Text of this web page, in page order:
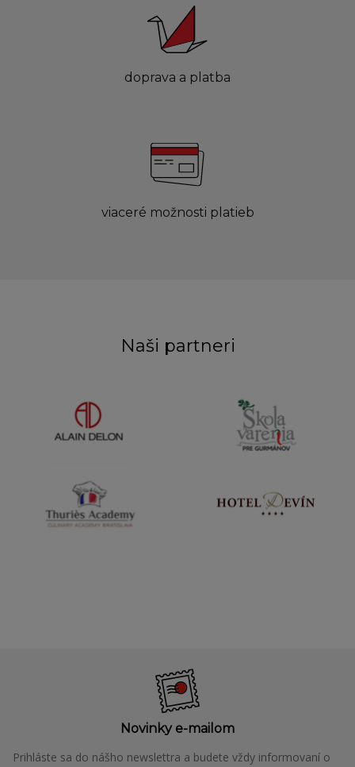
doprava a platba
viaceré možnosti platieb
Naši partneri
Novinky e-mailom
Prihláste sa do nášho newslettra a budete vždy informovaní o